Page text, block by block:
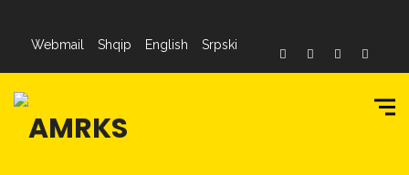
Webmail Shqip English Srpski